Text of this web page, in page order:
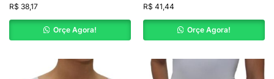
R$ 38,17
Orçe Agora!
R$ 41,44
Orçe Agora!